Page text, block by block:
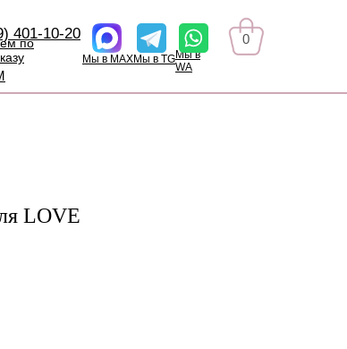
401-10-20
по
Мы в MAXМы в TGМы в
WA
0
LOVE